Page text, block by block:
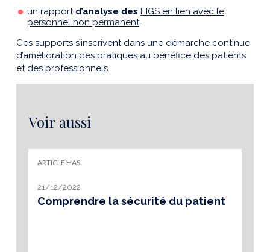
un rapport d’analyse des EIGS en lien avec le
personnel non permanent.
Ces supports s’inscrivent dans une démarche continue
d’amélioration des pratiques au bénéfice des patients
et des professionnels.
Voir aussi
ARTICLE HAS
21/12/2022
Comprendre la sécurité du patient